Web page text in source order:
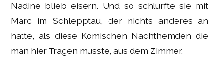
Nadine blieb eisern. Und so schlurfte sie mit
Marc im Schlepptau, der nichts anderes an
hatte, als diese Komischen Nachthemden die
man hier Tragen musste, aus dem Zimmer.